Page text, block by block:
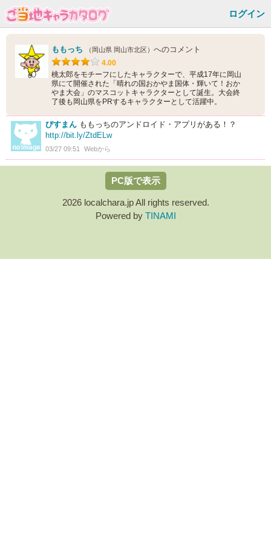
ログイン
ももっち （岡山県 岡山市北区） へのコメント
4.00
桃太郎をモチーフにしたキャラクターで、平成17年に岡山
県にて開催された「晴れの国おかやま国体・輝いて！おか
やま大会」のマスコットキャラクターとして誕生。大会終
了後も岡山県をPRするキャラクターとして活躍中。
びすまん ももっちのアンドロイド・アプリがある！？
http://bit.ly/ZtdELw
03/27 09:51 Webから
PC版で表示
2026 localchara.jp All rights reserved.
Powered by TINAMI